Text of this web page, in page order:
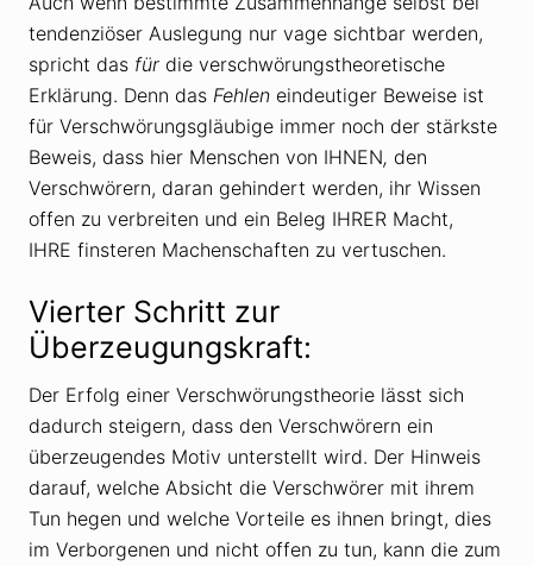
tendenziöser Auslegung nur vage sichtbar werden,
spricht das für die verschwörungstheoretische
Erklärung. Denn das Fehlen eindeutiger Beweise ist
für Verschwörungsgläubige immer noch der stärkste
Beweis, dass hier Menschen von IHNEN, den
Verschwörern, daran gehindert werden, ihr Wissen
offen zu verbreiten und ein Beleg IHRER Macht,
IHRE finsteren Machenschaften zu vertuschen.
Vierter Schritt zur
Überzeugungskraft:
Der Erfolg einer Verschwörungstheorie lässt sich
dadurch steigern, dass den Verschwörern ein
überzeugendes Motiv unterstellt wird. Der Hinweis
darauf, welche Absicht die Verschwörer mit ihrem
Tun hegen und welche Vorteile es ihnen bringt, dies
im Verborgenen und nicht offen zu tun, kann die zum